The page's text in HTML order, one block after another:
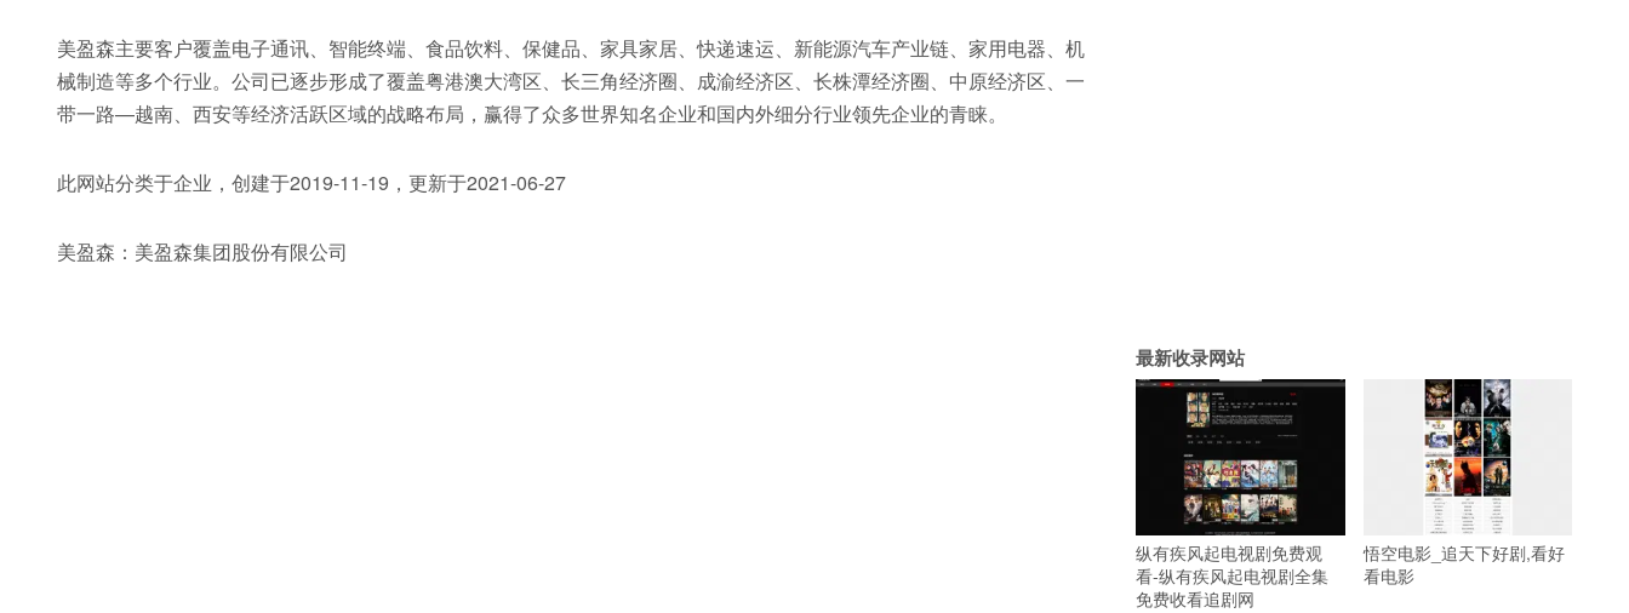
美盈森主要客户覆盖电子通讯、智能终端、食品饮料、保健品、家具家居、快递速运、新能源汽车产业链、家用电器、机
械制造等多个行业。公司已逐步形成了覆盖粤港澳大湾区、长三角经济圈、成渝经济区、长株潭经济圈、中原经济区、一
带一路—越南、西安等经济活跃区域的战略布局，赢得了众多世界知名企业和国内外细分行业领先企业的青睐。
此网站分类于企业，创建于2019-11-19，更新于2021-06-27
美盈森：美盈森集团股份有限公司
最新收录网站
纵有疾风起电视剧免费观
看-纵有疾风起电视剧全集
免费收看追剧网
悟空电影_追天下好剧,看好
看电影